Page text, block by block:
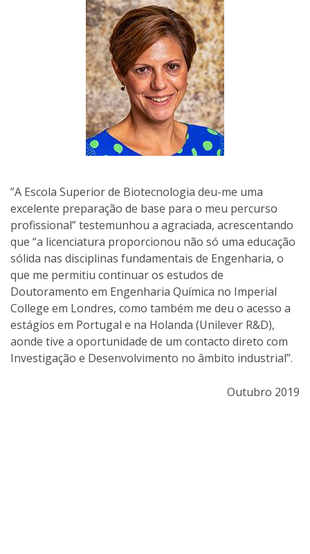
”A Escola Superior de Biotecnologia deu-me uma
excelente preparação de base para o meu percurso
profissional” testemunhou a agraciada, acrescentando
que “a licenciatura proporcionou não só uma educação
sólida nas disciplinas fundamentais de Engenharia, o
que me permitiu continuar os estudos de
Doutoramento em Engenharia Química no Imperial
College em Londres, como também me deu o acesso a
estágios em Portugal e na Holanda (Unilever R&D),
aonde tive a oportunidade de um contacto direto com
Investigação e Desenvolvimento no âmbito industrial”.
Outubro 2019